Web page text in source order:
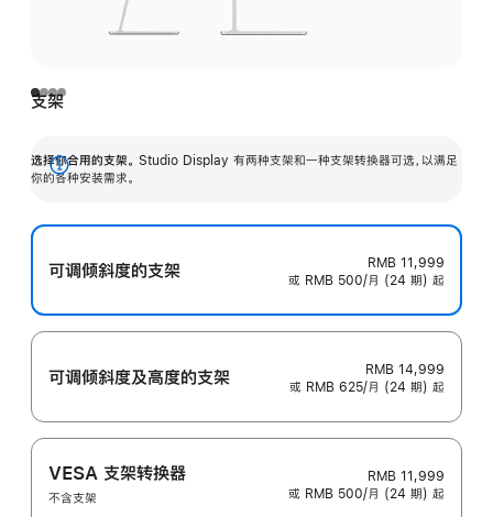
支架
选择你合用的支架。 Studio Display 有两种支架和一种支架转换器可选，以满足
你的各种安装需求。
展
可调倾斜度的支架
RMB 11,999
或 RMB 500/月 (24 期) 起
可调倾斜度及高‍度的支‍架
RMB 14,999
或 RMB 625/月 (24 期) 起
VESA 支架转换器
不含支架
RMB 11,999
或 RMB 500/月 (24 期) 起